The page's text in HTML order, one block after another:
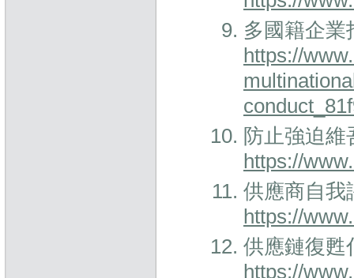
多國籍企業
https://
防止強迫維
https://
供應商自我
https://
供應鏈復甦
https://